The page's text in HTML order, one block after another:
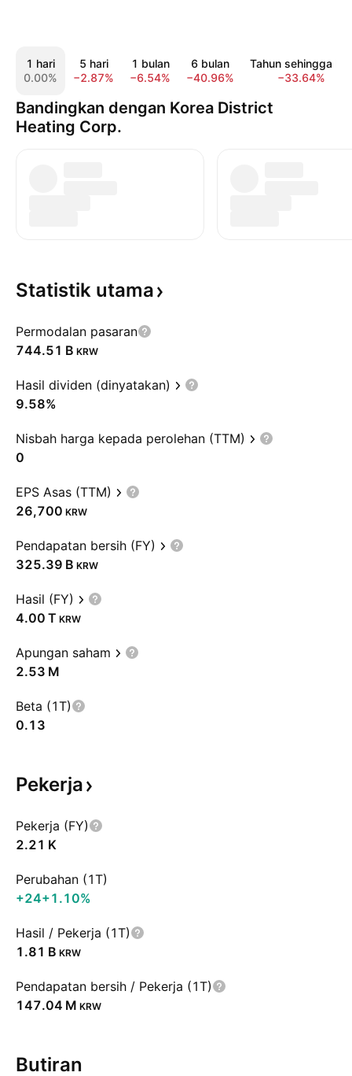
1 hari
0.00%
5 hari
−2.87%
1 bulan
−6.54%
6 bulan
−40.96%
Tahun sehingga kini
−33.64%
Bandingkan dengan Korea District
Heating Corp.
Statistik utama
Permodalan pasaran
‪744.51 B‬ KRW
Hasil dividen (dinyatakan)
9.58%
Nisbah harga kepada perolehan (TTM)
0
EPS Asas (TTM)
26,700 KRW
Pendapatan bersih (FY)
‪325.39 B‬ KRW
Hasil (FY)
‪4.00 T‬ KRW
Apungan saham
‪2.53 M‬
Beta (1T)
0.13
Pekerja
Pekerja (FY)
‪2.21 K‬
Perubahan (1T)
+24+1.10%
Hasil / Pekerja (1T)
‪1.81 B‬ KRW
Pendapatan bersih / Pekerja (1T)
‪147.04 M‬ KRW
Butiran